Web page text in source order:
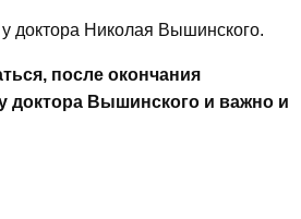
доктора Николая Вышинского.
после окончания
доктора Вышинского и важно и